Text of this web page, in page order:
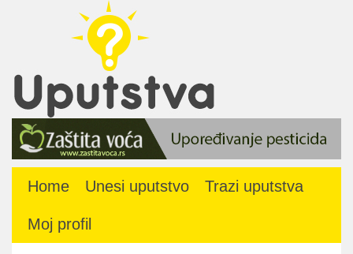
Home Unesi uputstvo Trazi uputstva
Moj profil